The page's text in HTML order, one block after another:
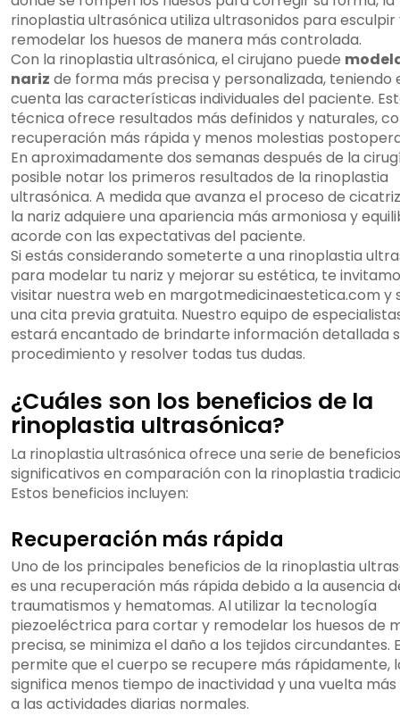
rinoplastia ultrasónica utiliza ultrasonidos para esculpir
remodelar los huesos de manera más controlada.
Con la rinoplastia ultrasónica, el cirujano puede
nariz de forma más precisa y personalizada, teniendo
cuenta las características individuales del paciente.
técnica ofrece resultados más definidos y naturales,
recuperación más rápida y menos molestias
En aproximadamente dos semanas después de la
posible notar los primeros resultados de la rinoplastia
ultrasónica. A medida que avanza el proceso de
la nariz adquiere una apariencia más armoniosa y
acorde con las expectativas del paciente.
Si estás considerando someterte a una rinoplastia
para modelar tu nariz y mejorar su estética, te
visitar nuestra web en margotmedicinaestetica.com y
una cita previa gratuita. Nuestro equipo de
estará encantado de brindarte información detallada
procedimiento y resolver todas tus dudas.
¿Cuáles son los beneficios de la
rinoplastia ultrasónica?
La rinoplastia ultrasónica ofrece una serie de beneficios
significativos en comparación con la rinoplastia
Estos beneficios incluyen:
Recuperación más rápida
Uno de los principales beneficios de la rinoplastia
es una recuperación más rápida debido a la ausencia
traumatismos y hematomas. Al utilizar la tecnología
piezoeléctrica para cortar y remodelar los huesos de
precisa, se minimiza el daño a los tejidos circundantes.
permite que el cuerpo se recupere más rápidamente,
significa menos tiempo de inactividad y una vuelta
a las actividades diarias normales.